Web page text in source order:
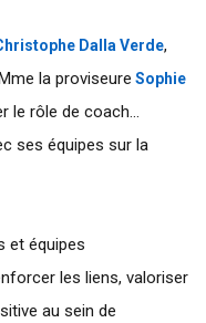
Dalla Verde,
la proviseure Sophie
le rôle de coach...
ses équipes sur la
et équipes
les liens, valoriser
au sein de